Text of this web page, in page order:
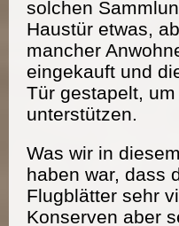
solchen
Haustür etwas,
mancher
eingekauft und
Tür gestapelt,
unterstützen.
Was wir in
haben war, dass
Flugblätter sehr
Konserven aber